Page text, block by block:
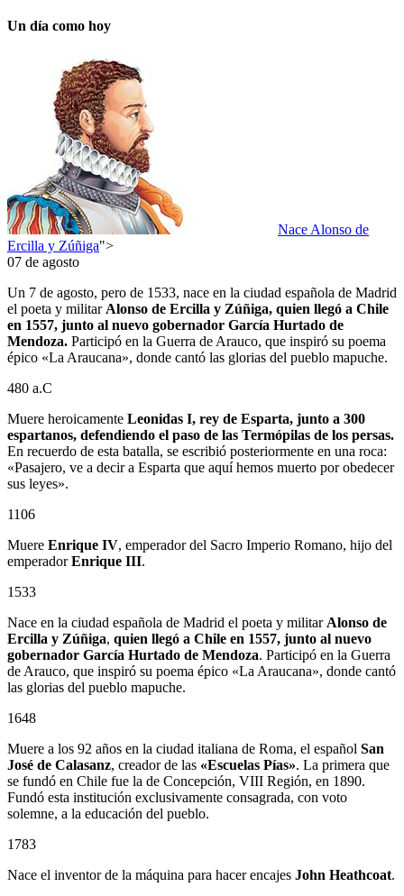
Un día como hoy
Nace Alonso de
Ercilla y Zúñiga">
07 de agosto
Un 7 de agosto, pero de 1533, nace en la ciudad española de Madrid
el poeta y militar Alonso de Ercilla y Zúñiga, quien llegó a Chile
en 1557, junto al nuevo gobernador García Hurtado de
Mendoza. Participó en la Guerra de Arauco, que inspiró su poema
épico «La Araucana», donde cantó las glorias del pueblo mapuche.
480 a.C
Muere heroicamente Leonidas I, rey de Esparta, junto a 300
espartanos, defendiendo el paso de las Termópilas de los persas.
En recuerdo de esta batalla, se escribió posteriormente en una roca:
«Pasajero, ve a decir a Esparta que aquí hemos muerto por obedecer
sus leyes».
1106
Muere Enrique IV, emperador del Sacro Imperio Romano, hijo del
emperadorEnrique III.
1533
Nace en la ciudad española de Madrid el poeta y militar Alonso de
Ercilla y Zúñiga, quien llegó a Chile en 1557, junto al nuevo
gobernador García Hurtado de Mendoza. Participó en la Guerra
de Arauco, que inspiró su poema épico «La Araucana», donde cantó
las glorias del pueblo mapuche.
1648
Muere a los 92 años en la ciudad italiana de Roma, el español San
José de Calasanz, creador de las «Escuelas Pías». La primera que
se fundó en Chile fue la de Concepción, VIII Región, en 1890.
Fundó esta institución exclusivamente consagrada, con voto
solemne, a la educación del pueblo.
1783
Nace el inventor de la máquina para hacer encajes John Heathcoat.